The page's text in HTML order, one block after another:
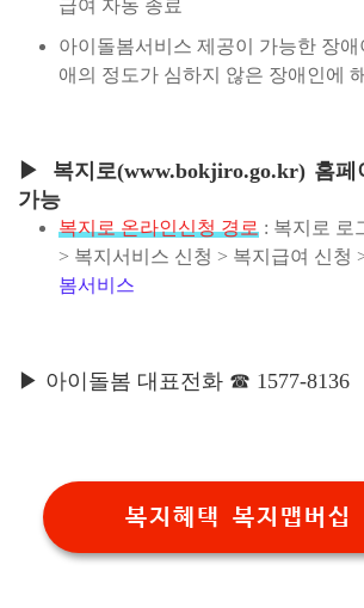
급여 자동 종료
아이돌봄서비스 제공이 가능한 장
애의 정도가 심하지 않은 장애인에
▶ 복지로(www.bokjiro.go.kr) 홈페
가능
복지로 온라인신청 경로 : 복지로 로
> 복지서비스 신청 > 복지급여 신청
봄서비스
▶ 아이돌봄 대표전화 ☎ 1577-8136
복지혜택 복지맵버십